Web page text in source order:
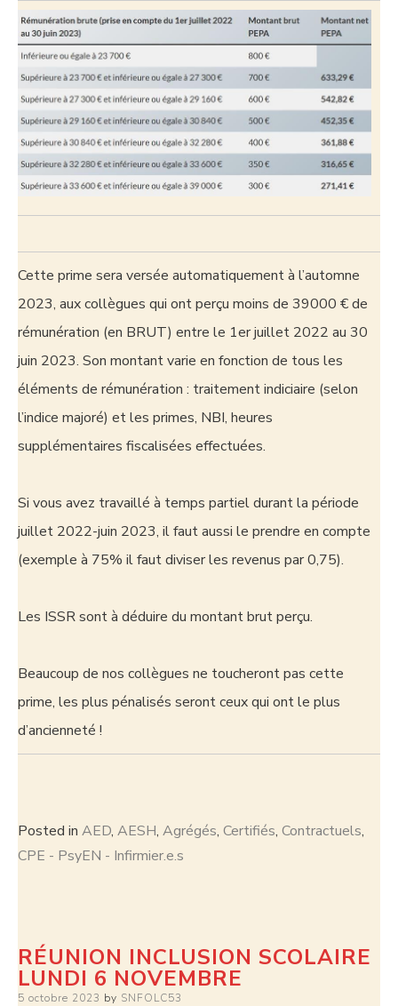
Cette prime sera versée automatiquement à l’automne
2023, aux collègues qui ont perçu moins de 39000 € de
rémunération (en BRUT) entre le 1er juillet 2022 au 30
juin 2023. Son montant varie en fonction de tous les
éléments de rémunération : traitement indiciaire (selon
l’indice majoré) et les primes, NBI, heures
supplémentaires fiscalisées effectuées.
Si vous avez travaillé à temps partiel durant la période
juillet 2022-juin 2023, il faut aussi le prendre en compte
(exemple à 75% il faut diviser les revenus par 0,75).
Les ISSR sont à déduire du montant brut perçu.
Beaucoup de nos collègues ne toucheront pas cette
prime, les plus pénalisés seront ceux qui ont le plus
d’ancienneté !
Posted in AED, AESH, Agrégés, Certifiés, Contractuels,
CPE - PsyEN - Infirmier.e.s
RÉUNION INCLUSION SCOLAIRE
LUNDI 6 NOVEMBRE
5 octobre 2023 by SNFOLC53